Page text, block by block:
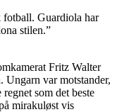
fotball. Guardiola har
stilen.”
Fritz Walter
Ungarn var motstander,
som det beste
mirakuløst vis